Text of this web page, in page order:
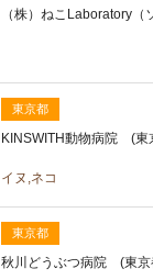
（株）ねこLaboratory
東京都
KINSWITH動物病院 (東
イヌ,ネコ
東京都
秋川どうぶつ病院 (東京